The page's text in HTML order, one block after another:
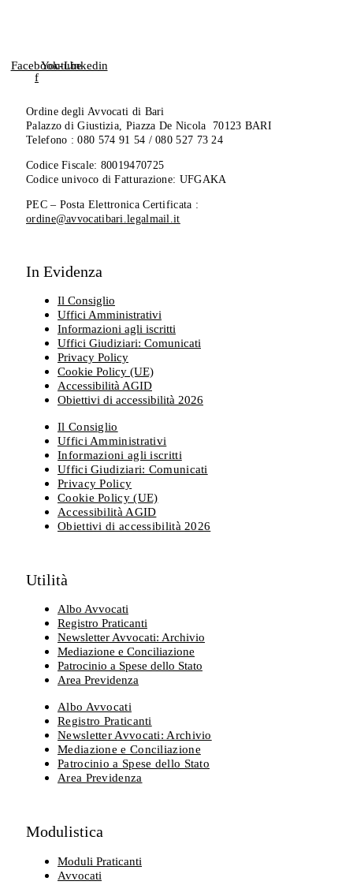
Facebook-
f
YoutubeLinkedin
Ordine degli Avvocati di Bari
Palazzo di Giustizia, Piazza De Nicola 70123 BARI
Telefono : 080 574 91 54 / 080 527 73 24
Codice Fiscale: 80019470725
Codice univoco di Fatturazione: UFGAKA
PEC – Posta Elettronica Certificata :
ordine@avvocatibari.legalmail.it
In Evidenza
Il Consiglio
Uffici Amministrativi
Informazioni agli iscritti
Uffici Giudiziari: Comunicati
Privacy Policy
Cookie Policy (UE)
Accessibilità AGID
Obiettivi di accessibilità 2026
Il Consiglio
Uffici Amministrativi
Informazioni agli iscritti
Uffici Giudiziari: Comunicati
Privacy Policy
Cookie Policy (UE)
Accessibilità AGID
Obiettivi di accessibilità 2026
Utilità
Albo Avvocati
Registro Praticanti
Newsletter Avvocati: Archivio
Mediazione e Conciliazione
Patrocinio a Spese dello Stato
Area Previdenza
Albo Avvocati
Registro Praticanti
Newsletter Avvocati: Archivio
Mediazione e Conciliazione
Patrocinio a Spese dello Stato
Area Previdenza
Modulistica
Moduli Praticanti
Avvocati